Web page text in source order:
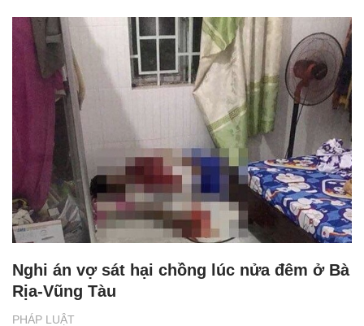
PHÁP LUẬT
Nghi án vợ sát hại chồng lúc nửa đêm ở Bà
Rịa-Vũng Tàu